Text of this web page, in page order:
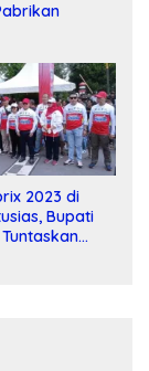
2023 di
Bupati